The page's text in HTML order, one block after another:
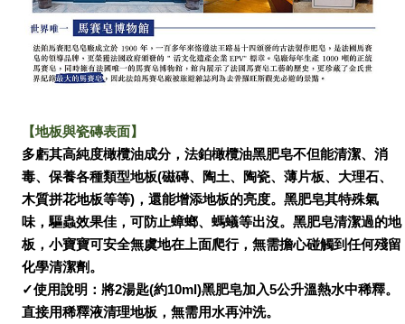
【地板與瓷磚表面】
多虧其高純度橄欖油成分，法鉑橄欖油黑肥皂不但能清潔、消
毒、保養各種類型地板(磁磚、陶土、陶瓷、薄片板、大理石、
木質拼花地板等等)，還能增添地板的亮度。黑肥皂其特殊氣
味，驅蟲效果佳，可防止蟑螂、螞蟻等出沒。黑肥皂清潔過的地
板，小寶寶可安全無虞地在上面爬行，無需擔心碰觸到任何殘留
化學清潔劑。
✓使用說明：將2湯匙(約10ml)黑肥皂加入5公升溫熱水中稀釋。
直接用稀釋液清理地板 ，無需用水再沖洗。